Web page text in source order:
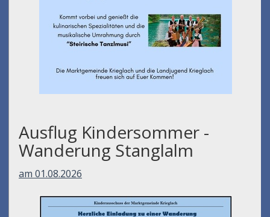
Ausflug Kindersommer -
Wanderung Stanglalm
am 01.08.2026